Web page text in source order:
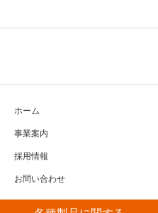
ホーム
事業案内
採用情報
お問い合わせ